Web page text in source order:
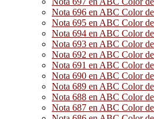
Nota 696 en ABC Color
Nota 695 en ABC Color
Nota 694 en ABC Color
Nota 693 en ABC Color
Nota 692 en ABC Color
Nota 691 en ABC Color
Nota 690 en ABC Color
Nota 689 en ABC Color
Nota 688 en ABC Color
Nota 687 en ABC Color